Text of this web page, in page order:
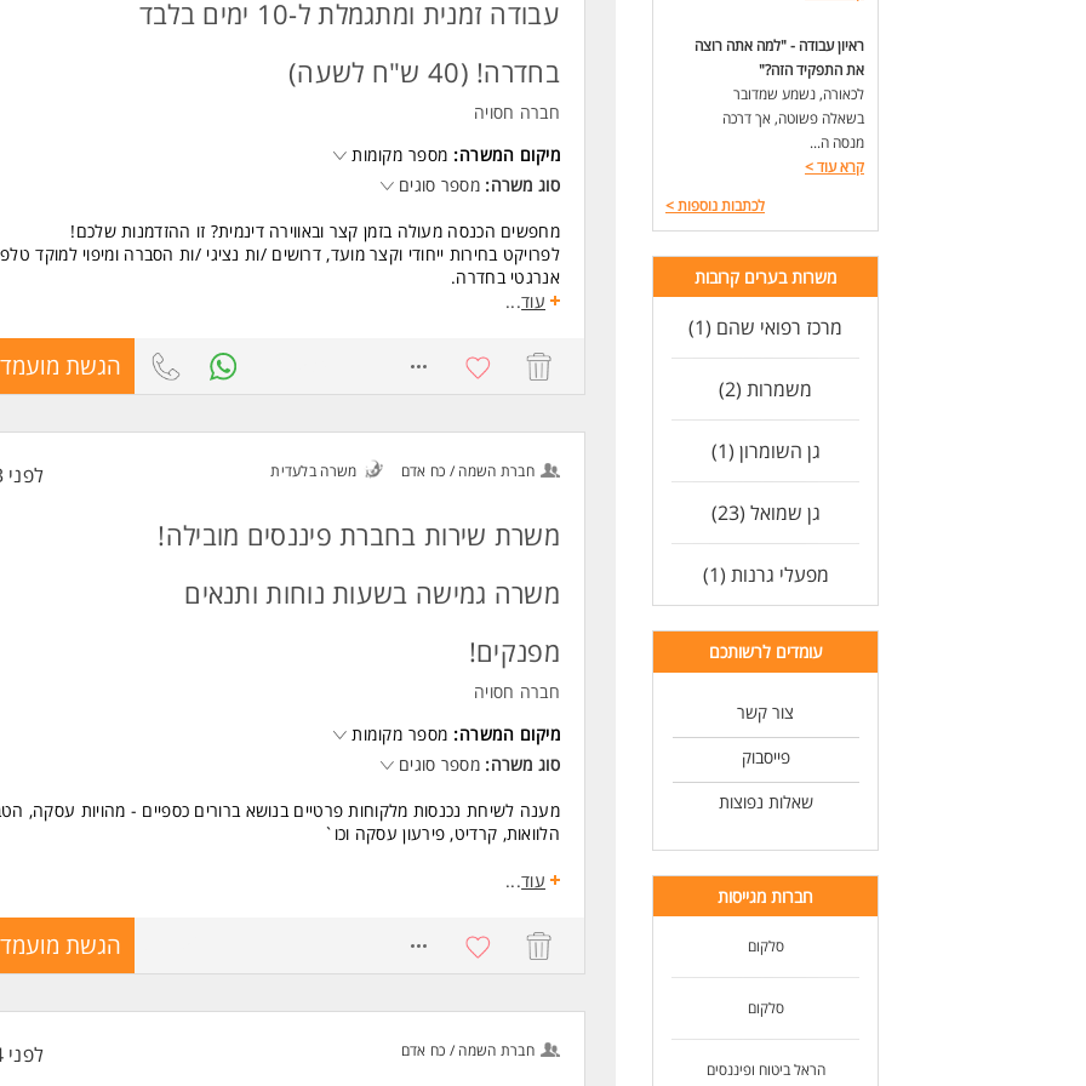
ראיון עבודה - "למה אתה רוצה
את התפקיד הזה?"
לכאורה, נשמע שמדובר
בשאלה פשוטה, אך דרכה
מנסה ה...
קרא עוד>
לכתבות נוספות>
משרות בערים קרובות
מרכז רפואי שהם (1)
משמרות (2)
גן השומרון (1)
גן שמואל (23)
מפעלי גרנות (1)
עומדים לרשותכם
צור קשר
פייסבוק
שאלות נפוצות
חברות מגייסות
סלקום
סלקום
הראל ביטוח ופיננסים
כושר ביטוי מעולה
עבודה זמנית ומתגמלת ל-10 ימים בלבד
בחדרה! (40 ש"ח לשעה)
חברה חסויה
מיקום המשרה: מספר מקומות
סוג משרה: מספר סוגים
מחפשים הכנסה מעולה בזמן קצר ובאווירה דינמית? זו ההזדמנות שלכם!
לפרויקט בחירות ייחודי וקצר מועד, דרושים /ות נציגי /ות הסברה ומיפוי למוקד
אנרגטי בחדרה.
הזדמנות מצוינת לעשות כסף טוב בפרק זמן קצר, בסביבת עבודה צעירה ותוססת!
פרטי הפרויקט:
-תקופת הפעילות: 09/08/2026 - 18/08/2026 בלבד (10 ימים!).
-שכר: 40 ש"ח לשעה!
-שעות פעילות המוקד: ימים א'-ה', בין השעות 09:00-19:00 (אפשרות למשמרות
גמישות!).
תיאור התפקיד:
-יצירת קשר טלפוני יזום וקליל עם מצביעים פוטנציאליים.
-אנרגיות טובות, תודעת שירות
-תקשורת בינאישית מעולה ויכולת ביטוי גבוהה בעל פה. המשרה מיועדת לנשים
כאחד.
עוד...
הגשת
חברת השמה / כח אדם משרה בלעדית לפני 3 שעות
משרת שירות בחברת פיננסים מובילה!
משרה גמישה בשעות נוחות ותנאים
מפנקים!
חברה חסויה
מיקום המשרה: מספר מקומות
סוג משרה: מספר סוגים
מענה לשיחת נכנסות מלקוחות פרטיים בנושא ברורים כספיים - מהויות עסקה,
הלוואות, קרדיט, פירעון עסקה וכו`
משרה מלאה, אופציה למשרת הורה/סטודנט
שירותיות
יחסי אנוש
עוד...
הגשת
חברת השמה / כח אדם לפני 4 שעות